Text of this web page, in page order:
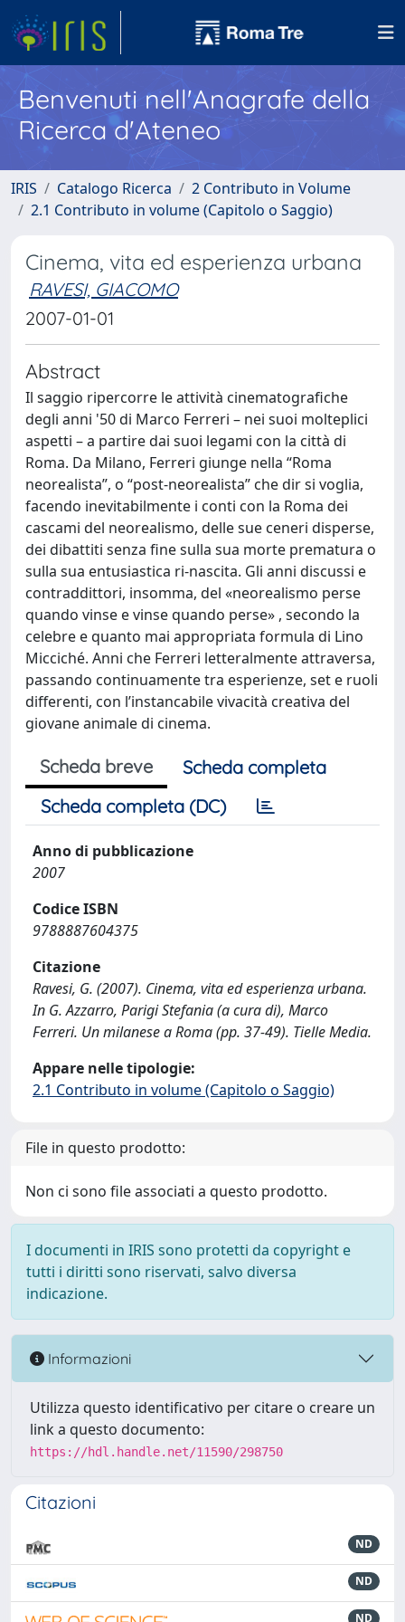
Benvenuti nell'Anagrafe della
Ricerca d'Ateneo
IRIS Catalogo Ricerca
2 Contributo in Volume
2.1 Contributo in volume (Capitolo o Saggio)
Cinema, vita ed esperienza urbana
RAVESI, GIACOMO
2007-01-01
Abstract
Il saggio ripercorre le attività cinematografiche
degli anni '50 di Marco Ferreri – nei suoi molteplici
aspetti – a partire dai suoi legami con la città di
Roma. Da Milano, Ferreri giunge nella “Roma
neorealista”, o “post-neorealista” che dir si voglia,
facendo inevitabilmente i conti con la Roma dei
cascami del neorealismo, delle sue ceneri disperse,
dei dibattiti senza fine sulla sua morte prematura o
sulla sua entusiastica ri-nascita. Gli anni discussi e
contraddittori, insomma, del «neorealismo perse
quando vinse e vinse quando perse» , secondo la
celebre e quanto mai appropriata formula di Lino
Micciché. Anni che Ferreri letteralmente attraversa,
passando continuamente tra esperienze, set e ruoli
differenti, con l’instancabile vivacità creativa del
giovane animale di cinema.
Scheda breve
Scheda completa
Scheda completa (DC)
Anno di pubblicazione
2007
Codice ISBN
9788887604375
Citazione
Ravesi, G. (2007). Cinema, vita ed esperienza urbana.
In G. Azzarro, Parigi Stefania (a cura di), Marco
Ferreri. Un milanese a Roma (pp. 37-49). Tielle Media.
Appare nelle tipologie:
2.1 Contributo in volume (Capitolo o Saggio)
File in questo prodotto:
Non ci sono file associati a questo prodotto.
I documenti in IRIS sono protetti da copyright e
tutti i diritti sono riservati, salvo diversa
indicazione.
Informazioni
Utilizza questo identificativo per citare o creare un
link a questo documento:
https://hdl.handle.net/11590/298750
Citazioni
ND
ND
ND